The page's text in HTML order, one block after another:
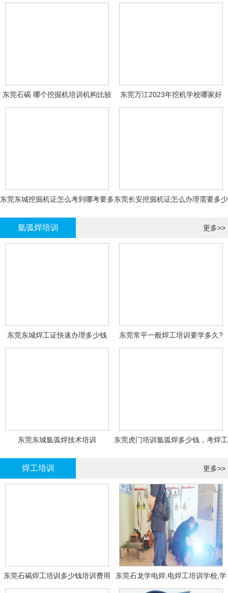
东莞石碣 哪个挖掘机培训机构比较
好?
东莞万江2023年挖机学校哪家好
东莞东城挖掘机证怎么考到哪考要多东莞长安挖掘机证怎么办理需要多少
氩弧焊培训 更多>>
东莞东城焊工证快速办理多少钱 东莞常平一般焊工培训要学多久?
东莞东城氩弧焊技术培训
东莞虎门培训氩弧焊多少钱，考焊工
焊工培训 更多>>
东莞石碣焊工培训多少钱培训费用
东莞石龙学电焊,电焊工培训学校,学
费多少钱?